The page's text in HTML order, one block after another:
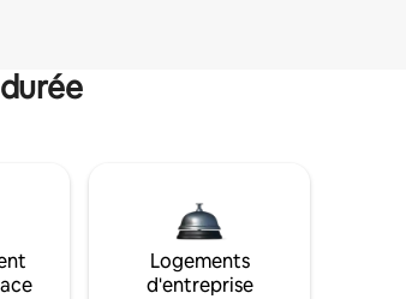
Logements
d'entreprise